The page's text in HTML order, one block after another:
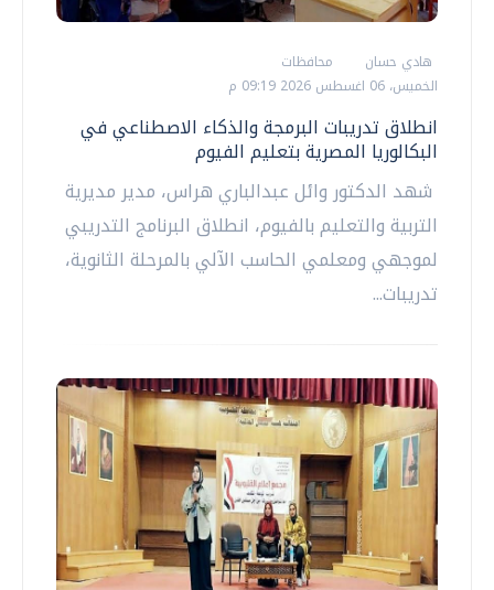
هادي حسان
محافظات
الخميس، 06 اغسطس 2026 09:19 م
انطلاق تدريبات البرمجة والذكاء الاصطناعي في
البكالوريا المصرية بتعليم الفيوم
شهد الدكتور وائل عبدالباري هراس، مدير مديرية
التربية والتعليم بالفيوم، انطلاق البرنامج التدريبي
لموجهي ومعلمي الحاسب الآلي بالمرحلة الثانوية،
تدريبات...